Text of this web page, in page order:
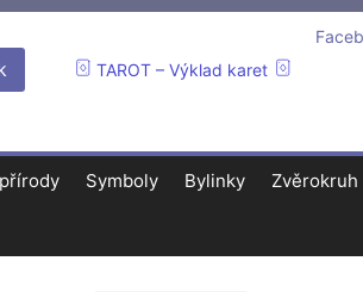
TAROT – Výklad karet
Symboly Bylinky Zvěrokruh